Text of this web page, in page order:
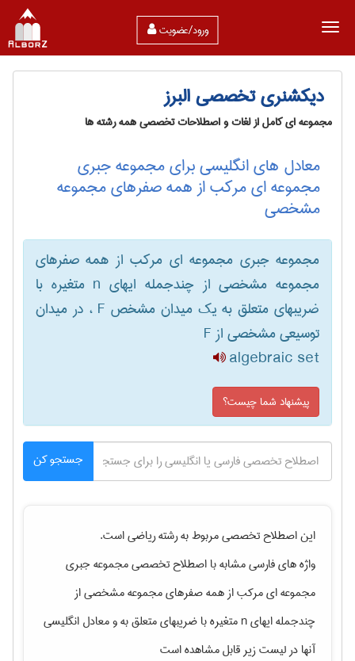
ورود/عضویت
دیکشنری تخصصی البرز
مجموعه ای کامل از لغات و اصطلاحات تخصصی همه رشته ها
معادل های انگلیسی برای مجموعه جبری
مجموعه ای مرکب از همه صفرهای مجموعه
مشخصی
مجموعه جبری مجموعه ای مرکب از همه صفرهای
مجموعه مشخصی از چندجمله ایهای n متغیره با
ضریبهای متعلق به یک میدان مشخص F ، در میدان
توسیعی مشخصی از F
algebraic set
پیشنهاد شما چیست؟
جستجو کن
این اصطلاح تخصصی مربوط به رشتهرياضیاست.
واژه های فارسی مشابه با اصطلاح تخصصیمجموعه جبری
مجموعه ای مرکب از همه صفرهای مجموعه مشخصی از
چندجمله ایهای n متغیره با ضریبهای متعلق به
و معادل انگلیسی
آنها در لیست زیر قابل مشاهده است